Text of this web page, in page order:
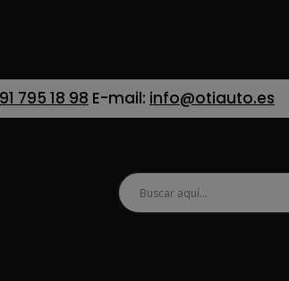
91 795 18 98 E-mail: info@otiauto.es